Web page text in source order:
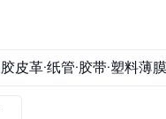
皮革·纸管·胶带·塑料薄